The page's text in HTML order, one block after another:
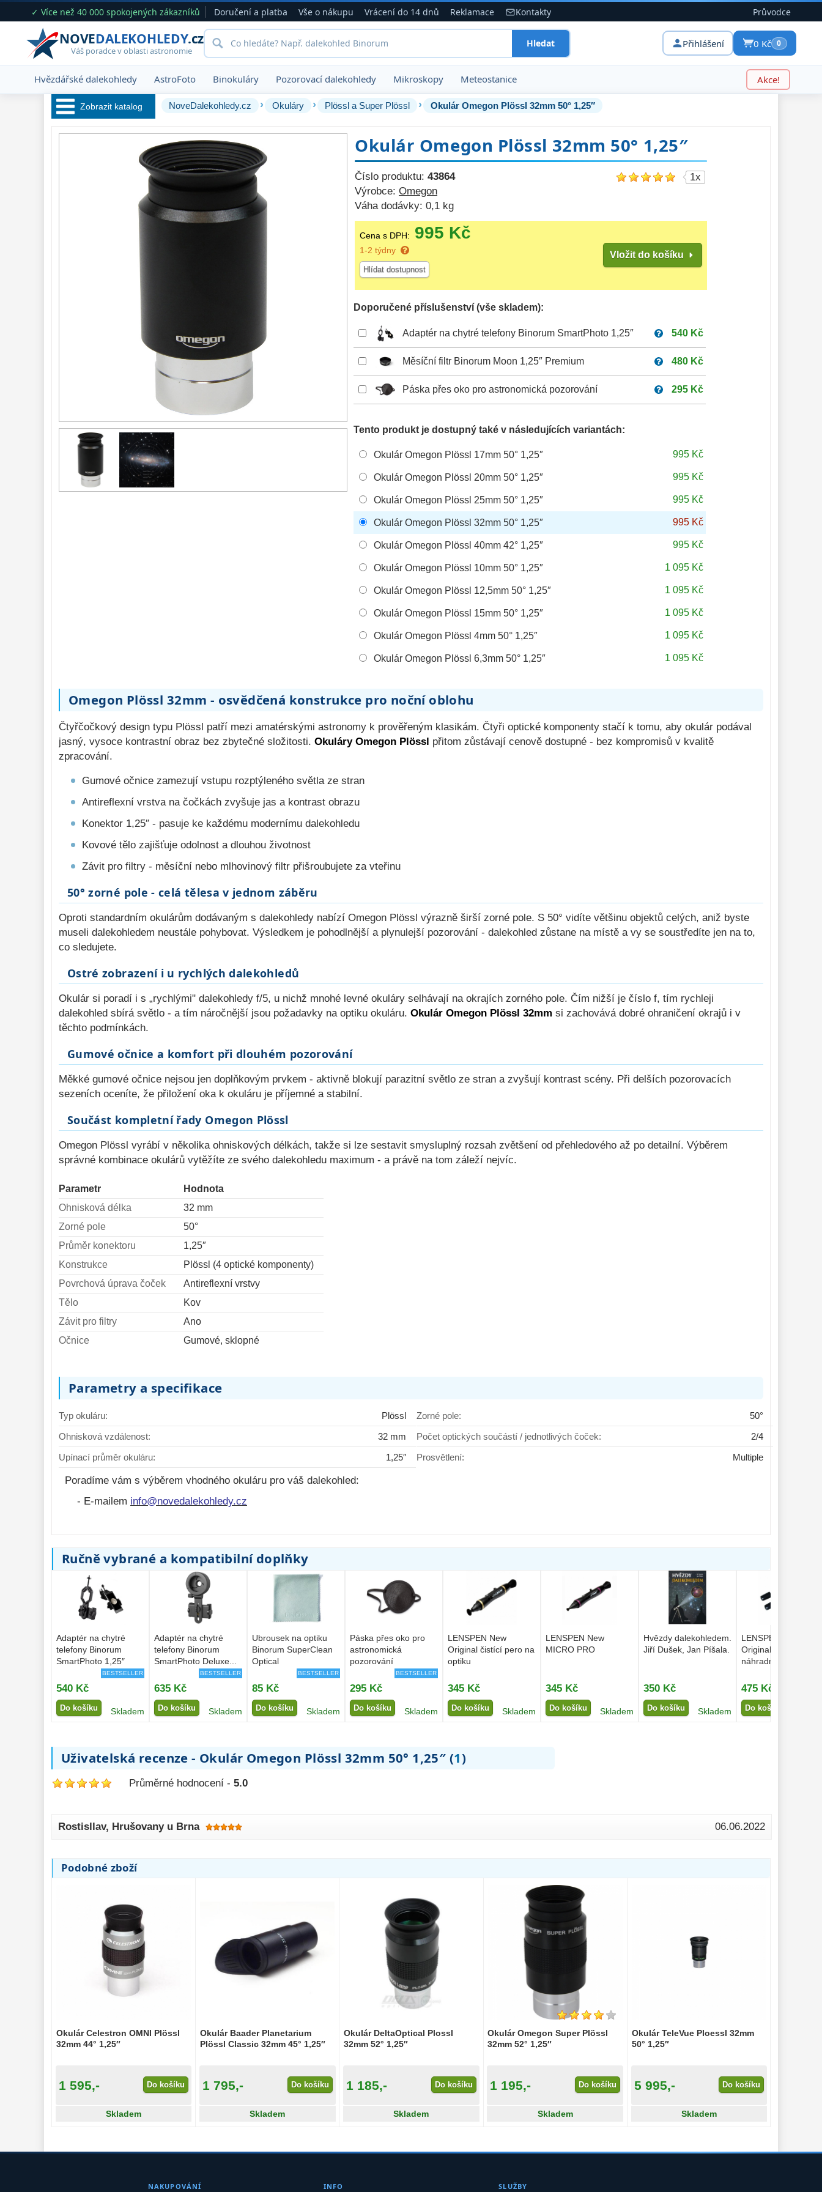
✓ Více než 40 000 spokojených zákazníků Doručení a platba Vše o nákupu Vrácení do 14 dnů Reklamace Kontakty Průvodce
NOVEDALEKOHLEDY.cz
Váš poradce v oblasti astronomie
Hledat Přihlášení 0 Kč 0
Hvězdářské dalekohledy AstroFoto Binokuláry Pozorovací dalekohledy Mikroskopy Meteostanice Akce!
Zobrazit katalog
Montáže
Seřízení
Zrcátka a hranoly
Meteostanice 52
Foto stativy 10
Ostatní
NoveDalekohledy.cz › Okuláry › Plössl a Super Plössl › Okulár Omegon Plössl 32mm 50° 1,25″
Okulár Omegon Plössl 32mm 50° 1,25″
Číslo produktu: 43864
Výrobce: Omegon
Váha dodávky: 0,1 kg
1x
Cena s DPH: 995 Kč
1-2 týdny
Hlídat dostupnost
Vložit do košíku
Doporučené příslušenství (vše skladem):
Adaptér na chytré telefony Binorum SmartPhoto 1,25″ 540 Kč
Měsíční filtr Binorum Moon 1,25″ Premium 480 Kč
Páska přes oko pro astronomická pozorování 295 Kč
Tento produkt je dostupný také v následujících variantách:
Okulár Omegon Plössl 17mm 50° 1,25″ 995 Kč
Okulár Omegon Plössl 20mm 50° 1,25″ 995 Kč
Okulár Omegon Plössl 25mm 50° 1,25″ 995 Kč
Okulár Omegon Plössl 32mm 50° 1,25″ 995 Kč
Okulár Omegon Plössl 40mm 42° 1,25″ 995 Kč
Okulár Omegon Plössl 10mm 50° 1,25″ 1 095 Kč
Okulár Omegon Plössl 12,5mm 50° 1,25″ 1 095 Kč
Okulár Omegon Plössl 15mm 50° 1,25″ 1 095 Kč
Okulár Omegon Plössl 4mm 50° 1,25″ 1 095 Kč
Okulár Omegon Plössl 6,3mm 50° 1,25″ 1 095 Kč
Omegon Plössl 32mm - osvědčená konstrukce pro noční oblohu
Čtyřčočkový design typu Plössl patří mezi amatérskými astronomy k prověřeným klasikám. Čtyři optické komponenty stačí k tomu, aby okulár podával
jasný, vysoce kontrastní obraz bez zbytečné složitosti. Okuláry Omegon Plössl přitom zůstávají cenově dostupné - bez kompromisů v kvalitě
zpracování.
Gumové očnice zamezují vstupu rozptýleného světla ze stran
Antireflexní vrstva na čočkách zvyšuje jas a kontrast obrazu
Konektor 1,25″ - pasuje ke každému modernímu dalekohledu
Kovové tělo zajišťuje odolnost a dlouhou životnost
Závit pro filtry - měsíční nebo mlhovinový filtr přišroubujete za vteřinu
50° zorné pole - celá tělesa v jednom záběru
Oproti standardním okulárům dodávaným s dalekohledy nabízí Omegon Plössl výrazně širší zorné pole. S 50° vidíte většinu objektů celých, aniž byste
museli dalekohledem neustále pohybovat. Výsledkem je pohodlnější a plynulejší pozorování - dalekohled zůstane na místě a vy se soustředíte jen na to,
co sledujete.
Ostré zobrazení i u rychlých dalekohledů
Okulár si poradí i s „rychlými" dalekohledy f/5, u nichž mnohé levné okuláry selhávají na okrajích zorného pole. Čím nižší je číslo f, tím rychleji
dalekohled sbírá světlo - a tím náročnější jsou požadavky na optiku okuláru. Okulár Omegon Plössl 32mm si zachovává dobré ohraničení okrajů i v
těchto podmínkách.
Gumové očnice a komfort při dlouhém pozorování
Měkké gumové očnice nejsou jen doplňkovým prvkem - aktivně blokují parazitní světlo ze stran a zvyšují kontrast scény. Při delších pozorovacích
sezeních oceníte, že přiložení oka k okuláru je příjemné a stabilní.
Součást kompletní řady Omegon Plössl
Omegon Plössl vyrábí v několika ohniskových délkách, takže si lze sestavit smysluplný rozsah zvětšení od přehledového až po detailní. Výběrem
správné kombinace okulárů vytěžíte ze svého dalekohledu maximum - a právě na tom záleží nejvíc.
Parametr
Hodnota
Ohnisková délka
32 mm
Zorné pole
50°
Průměr konektoru
1,25″
Konstrukce
Plössl (4 optické komponenty)
Povrchová úprava čoček
Antireflexní vrstvy
Tělo
Kov
Závit pro filtry
Ano
Očnice
Gumové, sklopné
Parametry a specifikace
Typ okuláru:
Plössl
Ohnisková vzdálenost:
32 mm
Upínací průměr okuláru:
1,25″
Zorné pole:
50°
Počet optických součástí / jednotlivých čoček:
2/4
Prosvětlení:
Multiple
Poradíme vám s výběrem vhodného okuláru pro váš dalekohled:
- E-mailem info@novedalekohledy.cz
Ručně vybrané a kompatibilní doplňky
Adaptér na chytré
telefony Binorum
SmartPhoto 1,25″
BESTSELLER
540 Kč
Do košíku Skladem
Adaptér na chytré
telefony Binorum
SmartPhoto Deluxe...
BESTSELLER
635 Kč
Do košíku Skladem
Ubrousek na optiku
Binorum SuperClean
Optical
BESTSELLER
85 Kč
Do košíku Skladem
Páska přes oko pro
astronomická
pozorování
BESTSELLER
295 Kč
Do košíku Skladem
LENSPEN New
Original čistící pero na
optiku
345 Kč
Do košíku Skladem
LENSPEN New
MICRO PRO
345 Kč
Do košíku Skladem
Hvězdy dalekohledem.
Jiří Dušek, Jan Píšala.
350 Kč
Do košíku Skladem
LENSPEN New
Original čistící pero
náhradní špice
475 Kč
Do košíku
Uživatelská recenze - Okulár Omegon Plössl 32mm 50° 1,25″ (1)
Průměrné hodnocení - 5.0
Rostisllav, Hrušovany u Brna 06.06.2022
Podobné zboží
Okulár Celestron OMNI Plössl
32mm 44° 1,25″
1 595,- Do košíku
Skladem
Okulár Baader Planetarium
Plössl Classic 32mm 45° 1,25″
1 795,- Do košíku
Skladem
Okulár DeltaOptical Plossl
32mm 52° 1,25″
1 185,- Do košíku
Skladem
Okulár Omegon Super Plössl
32mm 52° 1,25″
1 195,- Do košíku
Skladem
Okulár TeleVue Ploessl 32mm
50° 1,25″
5 995,- Do košíku
Skladem
NAKUPOVÁNÍ INFO SLUŽBY